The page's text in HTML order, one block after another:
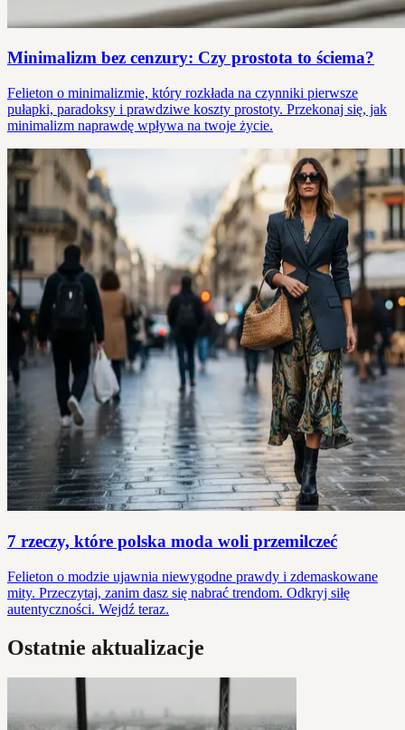
Minimalizm bez cenzury: Czy prostota to ściema?
Felieton o minimalizmie, który rozkłada na czynniki pierwsze
pułapki, paradoksy i prawdziwe koszty prostoty. Przekonaj się, jak
minimalizm naprawdę wpływa na twoje życie.
7 rzeczy, które polska moda woli przemilczeć
Felieton o modzie ujawnia niewygodne prawdy i zdemaskowane
mity. Przeczytaj, zanim dasz się nabrać trendom. Odkryj siłę
autentyczności. Wejdź teraz.
Ostatnie aktualizacje